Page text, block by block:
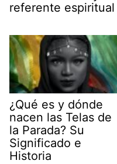
referente espiritual
¿Qué es y dónde
nacen las Telas de
la Parada? Su
Significado e
Historia